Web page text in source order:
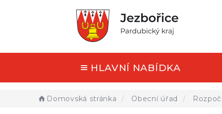
HLAVNÍ NABÍDKA
Domovská stránka Obecní úřad